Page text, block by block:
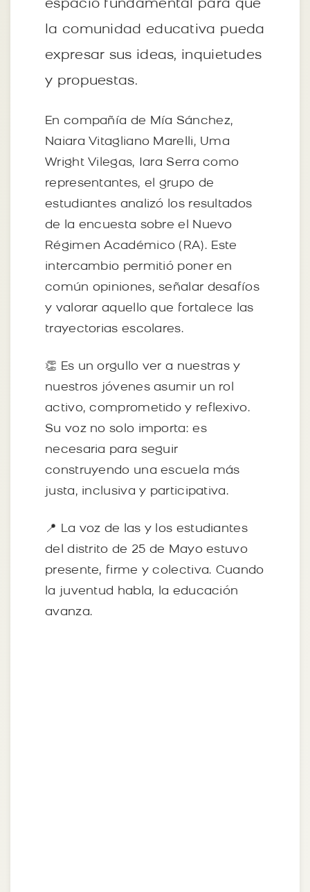
espacio fundamental para que
la comunidad educativa pueda
expresar sus ideas, inquietudes
y propuestas.
En compañía de Mía Sánchez,
Naiara Vitagliano Marelli, Uma
Wright Vilegas, Iara Serra como
representantes, el grupo de
estudiantes analizó los resultados
de la encuesta sobre el Nuevo
Régimen Académico (RA). Este
intercambio permitió poner en
común opiniones, señalar desafíos
y valorar aquello que fortalece las
trayectorias escolares.
👏 Es un orgullo ver a nuestras y
nuestros jóvenes asumir un rol
activo, comprometido y reflexivo.
Su voz no solo importa: es
necesaria para seguir
construyendo una escuela más
justa, inclusiva y participativa.
📍 La voz de las y los estudiantes
del distrito de 25 de Mayo estuvo
presente, firme y colectiva. Cuando
la juventud habla, la educación
avanza.